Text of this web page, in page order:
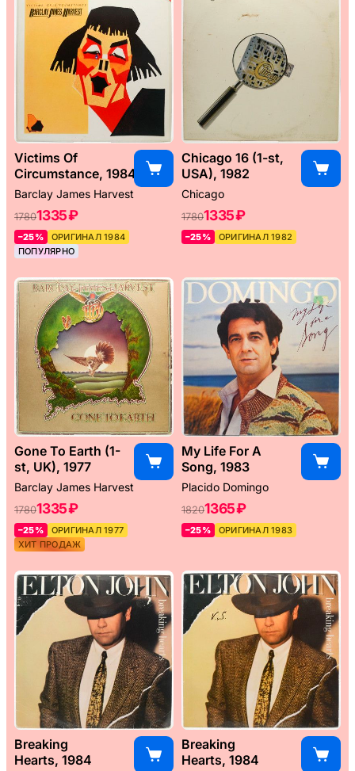
Victims Of
Circumstance, 1984
Barclay James Harvest
17801335 ₽
–25%
ОРИГИНАЛ 1984
ПОПУЛЯРНО
Chicago 16 (1-st,
USA), 1982
Chicago
17801335 ₽
–25% ОРИГИНАЛ 1982
Gone To Earth (1-
st, UK), 1977
Barclay James Harvest
17801335 ₽
–25%
ОРИГИНАЛ 1977
ХИТ ПРОДАЖ
My Life For A
Song, 1983
Placido Domingo
18201365 ₽
–25% ОРИГИНАЛ 1983
Breaking
Hearts, 1984
Breaking
Hearts, 1984